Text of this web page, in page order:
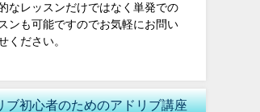
なレッスンだけではなく単発での
ンも可能ですのでお気軽にお問い
ください。
ブ初心者のためのアドリブ講座